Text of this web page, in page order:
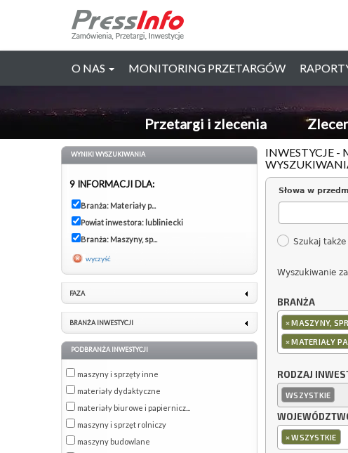
O NAS MONITORING PRZETARGÓW
Przetargi i zlecenia
INWESTYCJE -
Słowa w
Szukaj
Wyszukiwanie
BRANŻA
×MASZYNY,
×MATERIAŁY
RODZAJ
WSZYSTKIE
×WSZYSTKIE
WYNIKI WYSZUKIWANIA
9 INFORMACJI DLA:
Branża: Materiały p...
Powiat inwestora: lubliniecki
Branża: Maszyny, sp...
wyczyść
FAZA
BRANŻA INWESTYCJI
PODBRANŻA INWESTYCJI
maszyny i sprzęty inne
materiały dydaktyczne
materiały biurowe i papiernicz...
maszyny i sprzęt rolniczy
maszyny budowlane